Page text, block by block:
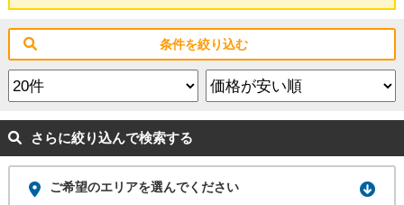
条件を絞り込む
さらに絞り込んで検索する
ご希望のエリアを選んでください